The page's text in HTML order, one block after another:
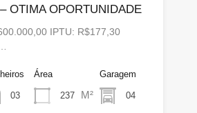
OTIMA OPORTUNIDADE
IPTU: R$177,30
03
Área
237 M²
Garagem
04